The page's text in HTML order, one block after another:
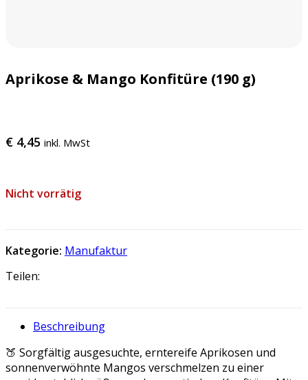
Aprikose & Mango Konfitüre (190 g)
€ 4,45 inkl. MwSt
Nicht vorrätig
Kategorie: Manufaktur
Teilen:
Beschreibung
🍑 Sorgfältig ausgesuchte, erntereife Aprikosen und
sonnenverwöhnte Mangos verschmelzen zu einer